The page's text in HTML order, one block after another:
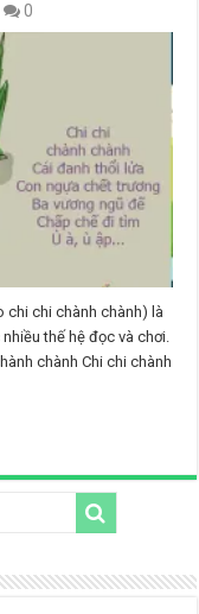
0
chi chi chành chành) là
thế hệ đọc và chơi.
chành Chi chi chành